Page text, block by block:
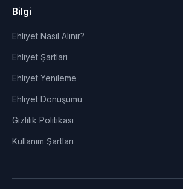
Bilgi
Ehliyet Nasıl Alınır?
Ehliyet Şartları
Ehliyet Yenileme
Ehliyet Dönüşümü
Gizlilik Politikası
Kullanım Şartları